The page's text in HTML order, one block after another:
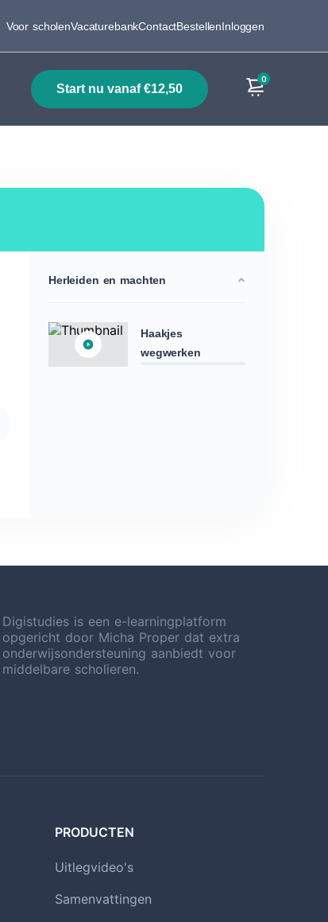
Voor scholenVacaturebankContactBestellenInloggen
start nu vanaf €12,50
0
Herleiden en machten
Haakjes
wegwerken
Digistudies is een e-learningplatform
opgericht door Micha Proper dat extra
onderwijsondersteuning aanbiedt voor
middelbare scholieren.
PRODUCTEN
Uitlegvideo's
Samenvattingen